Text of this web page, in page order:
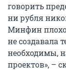
говорить
ни рубля
Минфин
не создавала
необходимы,
проектов», –